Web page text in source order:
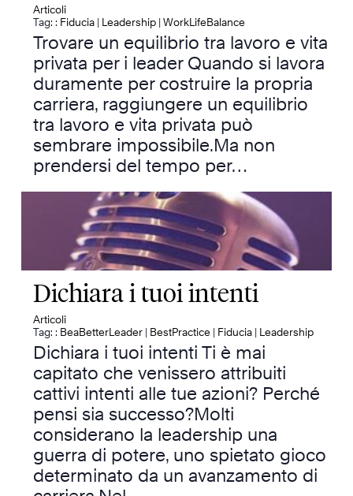
Articoli
Tag: : Fiducia | Leadership |WorkLifeBalance
Trovare un equilibrio tra lavoro e vita
privata per i leader Quando si lavora
duramente per costruire la propria
carriera, raggiungere un equilibrio
tra lavoro e vita privata può
sembrare impossibile.Ma non
prendersi del tempo per…
Dichiara i tuoi intenti
Articoli
Tag: : BeaBetterLeader | BestPractice | Fiducia | Leadership
Dichiara i tuoi intenti Ti è mai
capitato che venissero attribuiti
cattivi intenti alle tue azioni? Perché
pensi sia successo?Molti
considerano la leadership una
guerra di potere, uno spietato gioco
determinato da un avanzamento di